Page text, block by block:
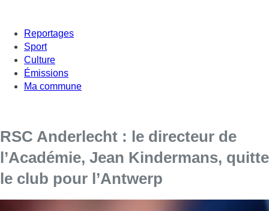
Reportages
Sport
Culture
Émissions
Ma commune
RSC Anderlecht : le directeur de
l’Académie, Jean Kindermans, quitte
le club pour l’Antwerp